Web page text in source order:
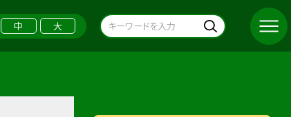
中 大